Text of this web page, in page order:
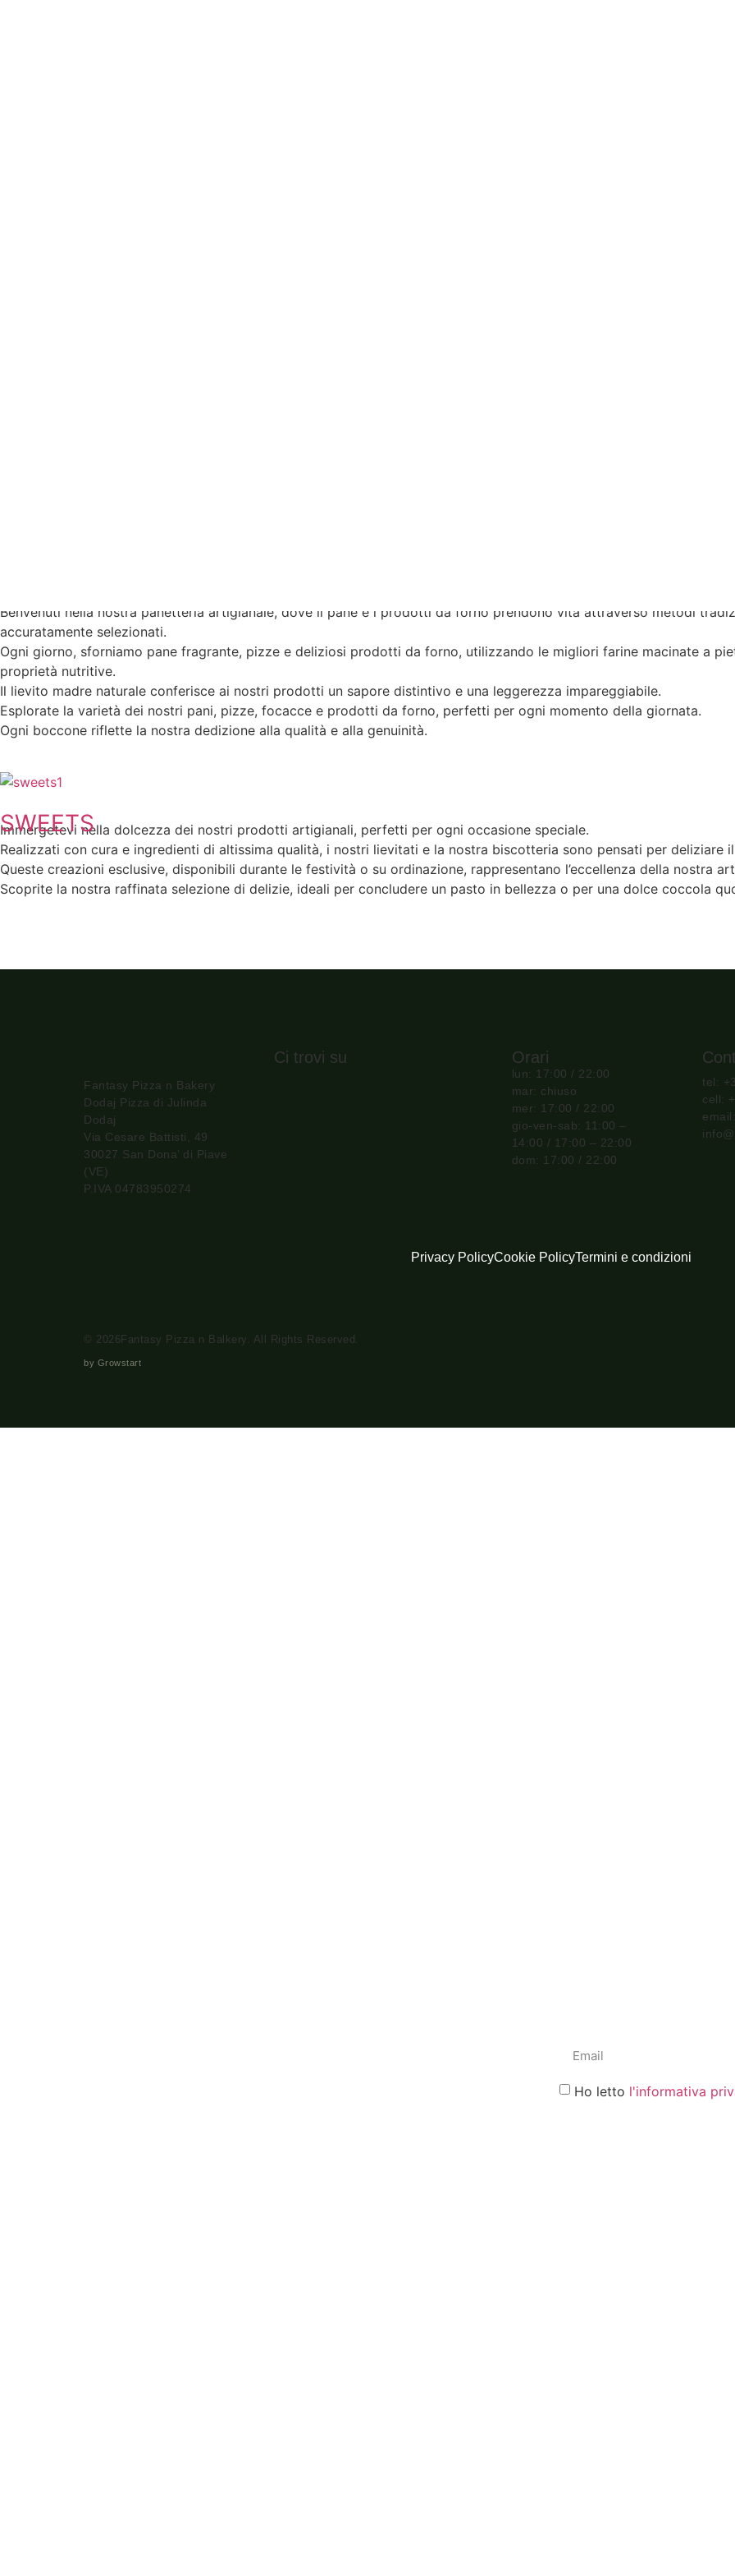
Benvenuti nella nostra panetteria artigianale, dove il pane e i prodotti da forno prendono vita attraverso metodi
accuratamente selezionati.
Ogni giorno, sforniamo pane fragrante, pizze e deliziosi prodotti da forno, utilizzando le migliori farine macinate a
proprietà nutritive.
Il lievito madre naturale conferisce ai nostri prodotti un sapore distintivo e una leggerezza impareggiabile.
Esplorate la varietà dei nostri pani, pizze, focacce e prodotti da forno, perfetti per ogni momento della giornata.
Ogni boccone riflette la nostra dedizione alla qualità e alla genuinità.
SWEETS
Immergetevi nella dolcezza dei nostri prodotti artigianali, perfetti per ogni occasione speciale.
Realizzati con cura e ingredienti di altissima qualità, i nostri lievitati e la nostra biscotteria sono pensati per deliziare
Queste creazioni esclusive, disponibili durante le festività o su ordinazione, rappresentano l’eccellenza della nostra
Scoprite la nostra raffinata selezione di delizie, ideali per concludere un pasto in bellezza o per una dolce coccola
Fantasy Pizza n Bakery
Dodaj Pizza di Julinda
Dodaj
Via Cesare Battisti, 49
30027 San Dona’ di Piave
(VE)
P.IVA 04783950274
Ci trovi su Orari
lun: 17:00 / 22:00
mar: chiuso
mer: 17:00 / 22:00
gio-ven-sab: 11:00 –
14:00 / 17:00 – 22:00
dom: 17:00 / 22:00
tel:
cell:
email:
Privacy PolicyCookie PolicyTermini e condizioni
© 2026Fantasy Pizza n Balkery. All Rights Reserved.
by Growstart
Ho letto l'informativa